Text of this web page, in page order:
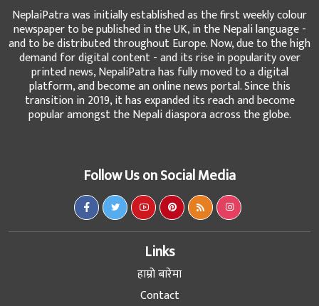
NeplaiPatra was initially established as the first weekly colour
newspaper to be published in the UK, in the Nepali language -
and to be distributed throughout Europe. Now, due to the high
demand for digital content - and its rise in popularity over
printed news, NepaliPatra has fully moved to a digital
platform, and become an online news portal. Since this
transition in 2019, it has expanded its reach and become
popular amongst the Nepali diaspora across the globe.
Follow Us on Social Media
Links
हाम्रो बारेमा
Contact